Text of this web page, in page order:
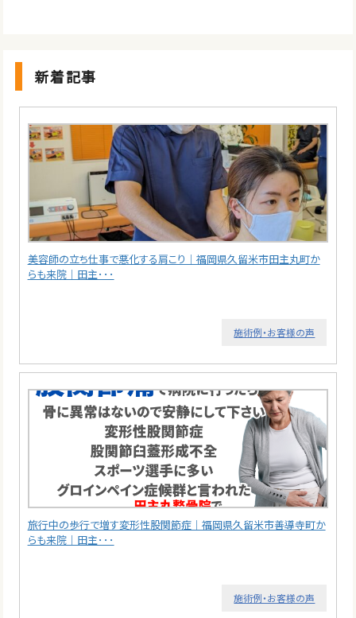
新着記事
美容師の立ち仕事で悪化する肩こり｜福岡県久留米市田主丸町か
らも来院｜田主･･･
施術例・お客様の声
旅行中の歩行で増す変形性股関節症｜福岡県久留米市善導寺町か
らも来院｜田主･･･
施術例・お客様の声